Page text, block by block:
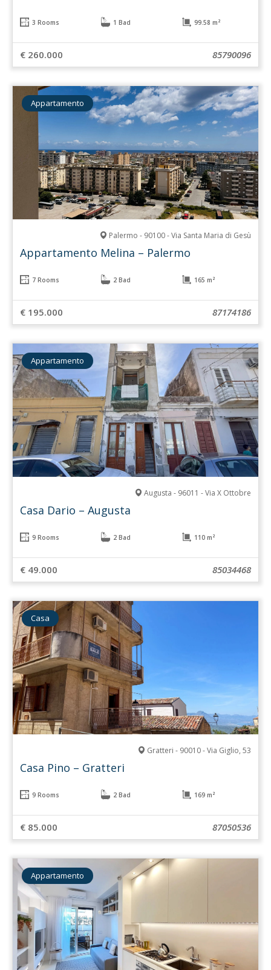
3 Rooms 1 Bad 99.58 m²
€ 260.000 85790096
Appartamento
Palermo - 90100 - Via Santa Maria di Gesù
Appartamento Melina – Palermo
7 Rooms 2 Bad 165 m²
€ 195.000 87174186
Appartamento
Augusta - 96011 - Via X Ottobre
Casa Dario – Augusta
9 Rooms 2 Bad 110 m²
€ 49.000 85034468
Casa
Gratteri - 90010 - Via Giglio, 53
Casa Pino – Gratteri
9 Rooms 2 Bad 169 m²
€ 85.000 87050536
Appartamento